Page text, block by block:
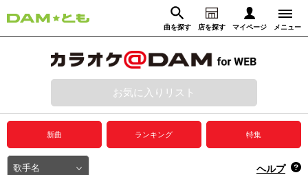
曲を探す 店を探す マイページ メニュー
動画からさがす 録音からさがす
ログイン
プレミアムサービス
DAM★とも動画
お気に入りリスト
新曲 ランキング 特集
ヘルプ